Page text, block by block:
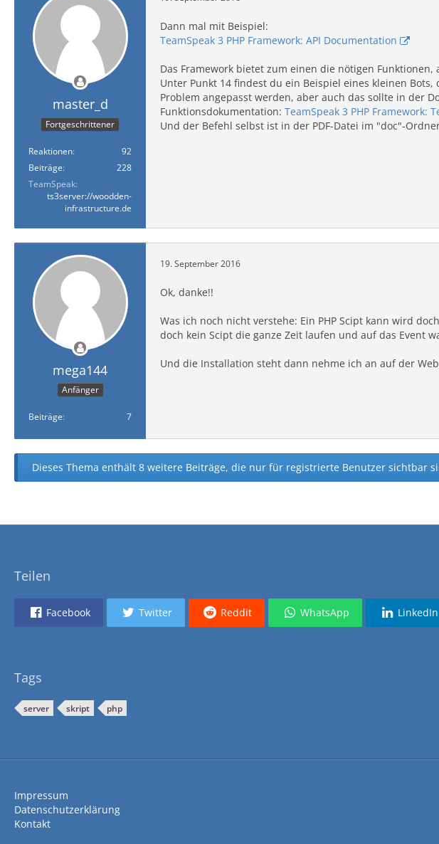
master_d
Fortgeschrittener
Reaktionen
92
Beiträge
228
TeamSpeak
ts3server://woodden-
infrastructure.de
Dann mal mit Beispiel:
TeamSpeak 3 PHP Framework: API Documentation
Das Framework bietet zum einen die nötigen Funktionen,
Unter Punkt 14 findest du ein Beispiel eines kleinen
Problem angepasst werden, aber auch das sollte in der
Funktionsdokumentation: TeamSpeak 3 PHP Framework:
Und der Befehl selbst ist in der PDF-Datei im "doc"-
mega144
Anfänger
Beiträge 7
19. September 2016
Ok, danke!!
Was ich noch nicht verstehe: Ein PHP Scipt kann wird
doch kein Scipt die ganze Zeit laufen und auf das Event
Und die Installation steht dann nehme ich an auf der
Dieses Thema enthält 8 weitere Beiträge, die nur für registrierte Benutzer sichtbar
Teilen
Facebook Twitter Reddit WhatsApp LinkedIn
Tags
server skript php
Impressum
Datenschutzerklärung
Kontakt